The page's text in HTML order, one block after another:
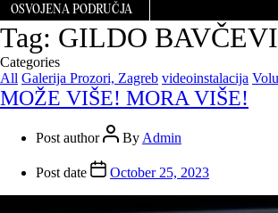
OSVOJENA PODRUČJA
Tag: GILDO
Categories
All Galerija Prozori, Zagreb videoinstalacija
MOŽE VIŠE! MORA VIŠE!
Post author By Admin
Post date October 25, 2023